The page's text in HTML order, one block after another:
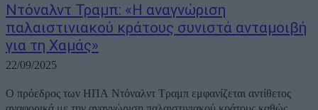
Ντόναλντ Τραμπ: «Η αναγνώριση
παλαιστινιακού κράτους συνιστά ανταμοιβή
για τη Χαμάς»
22/09/2025
Ο πρόεδρος των ΗΠΑ Ντόναλντ Τραμπ εμφανίζεται αντίθετος